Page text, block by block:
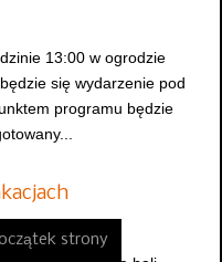
13:00 w ogrodzie
się wydarzenie pod
programu będzie
strony